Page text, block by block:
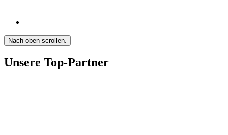
Nach oben scrollen.
Unsere Top-Partner